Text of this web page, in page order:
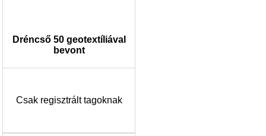
Dréncső 50 geotextíliával
bevont
Csak regisztrált tagoknak